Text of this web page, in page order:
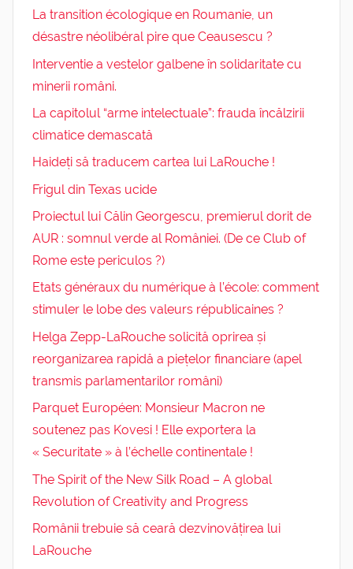
La transition écologique en Roumanie, un
désastre néolibéral pire que Ceausescu ?
Interventie a vestelor galbene în solidaritate cu
minerii români.
La capitolul “arme intelectuale”: frauda încălzirii
climatice demascată
Haideți să traducem cartea lui LaRouche !
Frigul din Texas ucide
Proiectul lui Călin Georgescu, premierul dorit de
AUR : somnul verde al României. (De ce Club of
Rome este periculos ?)
Etats généraux du numérique à l’école: comment
stimuler le lobe des valeurs républicaines ?
Helga Zepp-LaRouche solicită oprirea și
reorganizarea rapidă a piețelor financiare (apel
transmis parlamentarilor români)
Parquet Européen: Monsieur Macron ne
soutenez pas Kovesi ! Elle exportera la
« Securitate » à l’échelle continentale !
The Spirit of the New Silk Road – A global
Revolution of Creativity and Progress
Românii trebuie să ceară dezvinovățirea lui
LaRouche